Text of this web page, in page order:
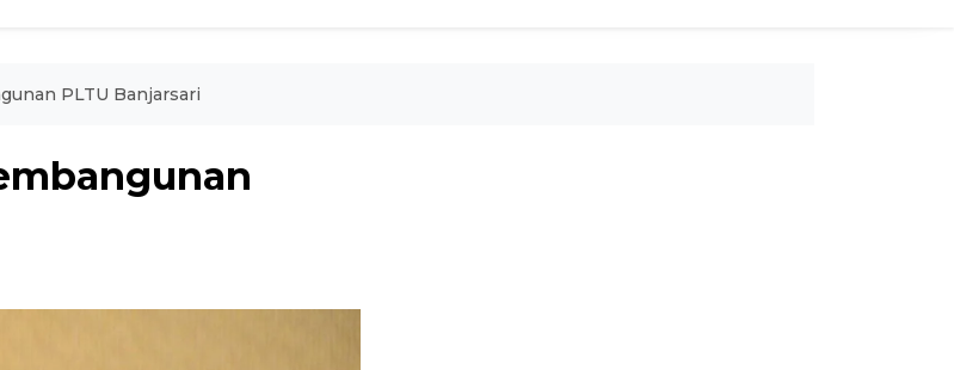
PLTU Banjarsari